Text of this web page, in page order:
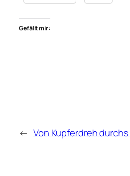
Gefällt mir:
← Von Kupferdreh